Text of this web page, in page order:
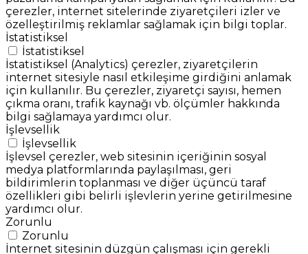
çerezler, internet sitelerinde ziyaretçileri izler ve
özelleştirilmiş reklamlar sağlamak için bilgi toplar.
İstatistiksel
İstatistiksel
İstatistiksel (Analytics) çerezler, ziyaretçilerin
internet sitesiyle nasıl etkileşime girdiğini anlamak
için kullanılır. Bu çerezler, ziyaretçi sayısı, hemen
çıkma oranı, trafik kaynağı vb. ölçümler hakkında
bilgi sağlamaya yardımcı olur.
İşlevsellik
İşlevsellik
İşlevsel çerezler, web sitesinin içeriğinin sosyal
medya platformlarında paylaşılması, geri
bildirimlerin toplanması ve diğer üçüncü taraf
özellikleri gibi belirli işlevlerin yerine getirilmesine
yardımcı olur.
Zorunlu
Zorunlu
İnternet sitesinin düzgün çalışması için gerekli